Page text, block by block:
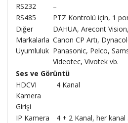
RS232
–
RS485
PTZ Kontrolü için, 1
Diğer
Markalarla
Uyumluluk
DAHUA, Arecont
Canon CP Artı,
Panasonic, Pelco,
Videotec, Vivotek vb.
Ses ve Görüntü
HDCVI
Kamera
Girişi
4 Kanal
IP Kamera
4 + 2 Kanal, her kanal